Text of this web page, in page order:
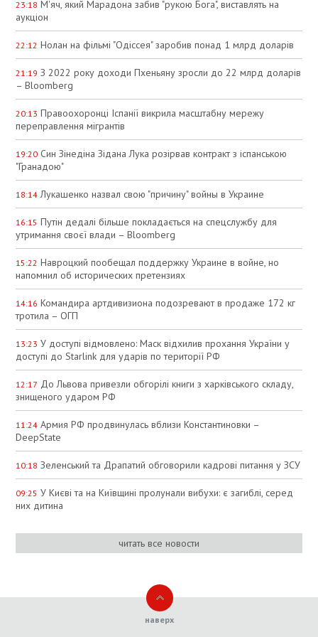
23:18 М'яч, який Марадона забив "рукою Бога", виставлять на
аукціон
22:12 Нолан на фільмі "Одіссея" заробив понад 1 млрд доларів
21:19 З 2022 року доходи Пхеньяну зросли до 22 млрд доларів
– Bloomberg
20:13 Правоохоронці Іспанії викрила масштабну мережу
переправлення мігрантів
19:20 Син Зінедіна Зідана Лука розірвав контракт з іспанською
"Гранадою"
18:14 Лукашенко назвал свою "причину" войны в Украине
16:15 Путін дедалі більше покладається на спецслужбу для
утримання своєї влади – Bloomberg
15:22 Навроцкий пообещал поддержку Украине в войне, но
напомнил об исторических претензиях
14:16 Командира артдивизиона подозревают в продаже 172 кг
тротила – ОГП
13:23 У доступі відмовлено: Маск відхилив прохання України у
доступі до Starlink для ударів по території РФ
12:17 До Львова привезли обгорілі книги з харківського складу,
знищеного ударом РФ
11:24 Армия РФ продвинулась вблизи Константиновки –
DeepState
10:18 Зеленський та Драпатий обговорили кадрові питання у ЗСУ
09:25 У Києві та на Київщині пролунали вибухи: є загиблі, серед
них дитина
читать все новости
наверх